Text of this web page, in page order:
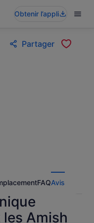
Obtenir l’appli
Partager
FAQAvis
Amish